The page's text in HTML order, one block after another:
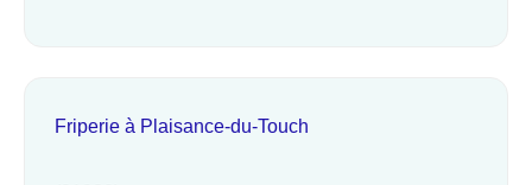
Friperie à Plaisance-du-Touch